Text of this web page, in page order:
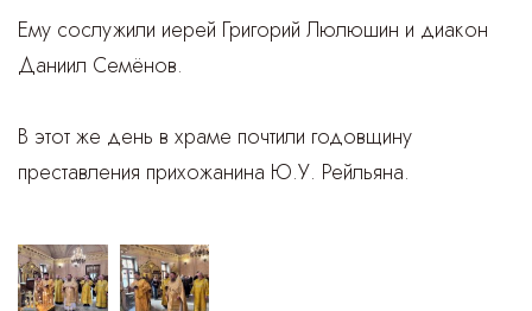
Ему сослужили иерей Григорий Люлюшин и диакон
Даниил Семёнов.
В этот же день в храме почтили годовщину
преставления прихожанина Ю.У. Рейльяна.